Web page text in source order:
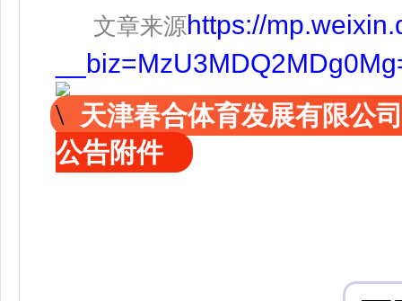
文章来源https://
天津春合体育发展有限公
公告附件